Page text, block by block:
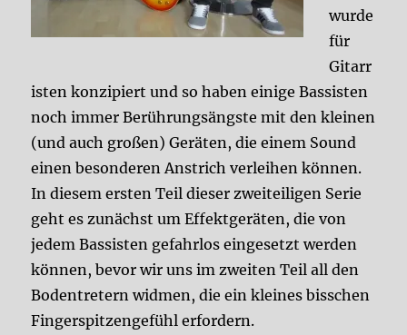
wurde
für
Gitarr
isten konzipiert und so haben einige Bassisten
noch immer Berührungsängste mit den kleinen
(und auch großen) Geräten, die einem Sound
einen besonderen Anstrich verleihen können.
In diesem ersten Teil dieser zweiteiligen Serie
geht es zunächst um Effektgeräten, die von
jedem Bassisten gefahrlos eingesetzt werden
können, bevor wir uns im zweiten Teil all den
Bodentretern widmen, die ein kleines bisschen
Fingerspitzengefühl erfordern.